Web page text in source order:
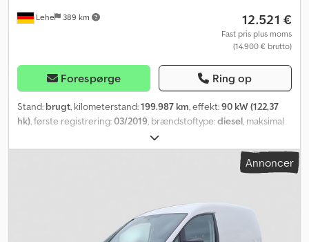
Lehe 389 km 12.521 €
Fast pris plus moms
(14.900 € brutto)
Forespørge Ring op
Stand: brugt, kilometerstand:199.987 km, effekt:90 kW (122,37
hk) , første registrering:03/2019 , brændstoftype:diesel , maksimal
2.251 kg
farve:hvid, emissionsklasse:Euro 6, antal sæder:2, Udstyr:ABS,
airbag, bordincomputer, brugtvognsgaranti, centrallås,
navigationssystem, skydedør, sodfilter, traktionskontrol
højttalere, navigationssystem Discover Media med 4 højttalere,
bakkestartassistent – med ASR-knap til køretøjer med start-stop-
Annoncer